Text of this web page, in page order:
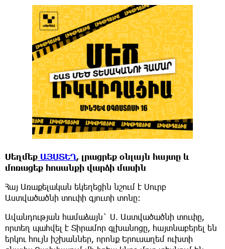
Սեղմեք ԱՅՍՏԵՂ, լրացրեք օնլայն հայտը և
մոռացեք հոսանքի վարձի մասին
Հայ Առաքելական եկեղեցին նշում է Սուրբ
Աստվածածնի տուփի գյուտի տոնը։
Ավանդության համաձայն` Ս. Աստվածածնի տուփը,
որտեղ պահվել է Տիրամոր գլխանոցը, հայտնաբերել են
երկու հույն իշխաններ, որոնք Երուսաղեմ ուխտի